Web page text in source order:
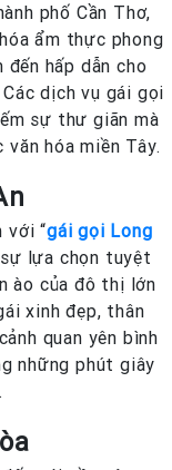
phố Cần Thơ,
ẩm thực phong
hấp dẫn cho
dịch vụ gái gọi
sự thư giãn mà
hóa miền Tây.
với “gái gọi Long
lựa chọn tuyệt
ào của đô thị lớn
xinh đẹp, thân
quan yên bình
những phút giây